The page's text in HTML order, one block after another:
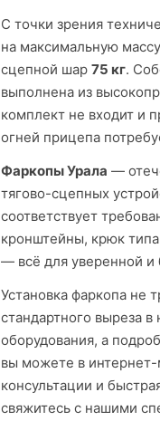
С точки зрения
на максимальную
сцепной шар 75 кг.
выполнена из
комплект не входит и
огней прицепа
Фаркопы Урала —
тягово-сцепных
соответствует
кронштейны, крюк
— всё для уверенной и
Установка фаркопа не
стандартного выреза
оборудования, а
вы можете в интернет-
консультации и
свяжитесь с нашими